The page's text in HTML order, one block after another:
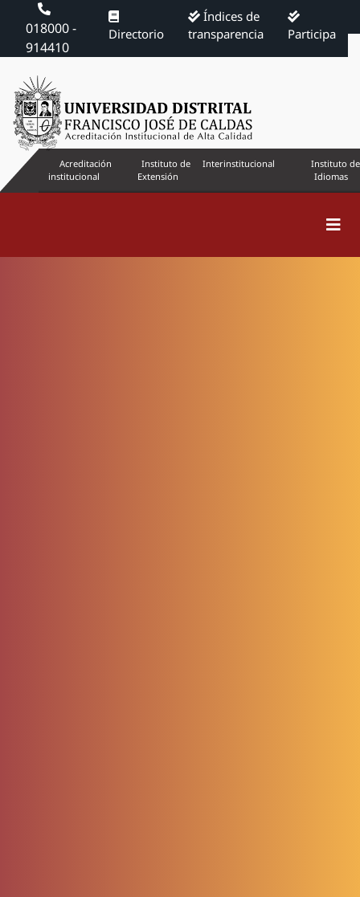
018000 -
914410
Directorio
Índices de
transparencia
Participa
Acreditación
institucional
Instituto de
Extensión
Interinstitucional
Instituto de
Idiomas